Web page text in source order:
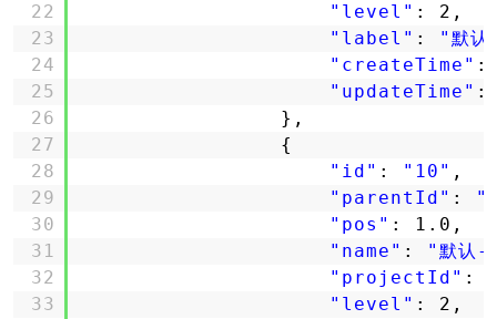
22
23
24
25
26
27
28
29
30
31
32
33
"level" : 2,
"label" :
"默
"createTime"
"updateTime"
},
{
"id" : "10" ,
"parentId" :
"pos" : 1.0,
"name" :
"默认-
"projectId" :
"level" : 2,